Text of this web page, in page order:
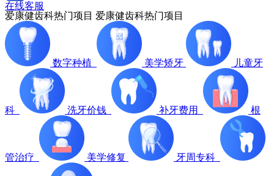
在线客服
爱康健齿科热门项目 爱康健齿科热门项目
数字种植 美学矫牙 儿童牙
科 洗牙价钱 补牙费用 根
管治疗 美学修复 牙周专科